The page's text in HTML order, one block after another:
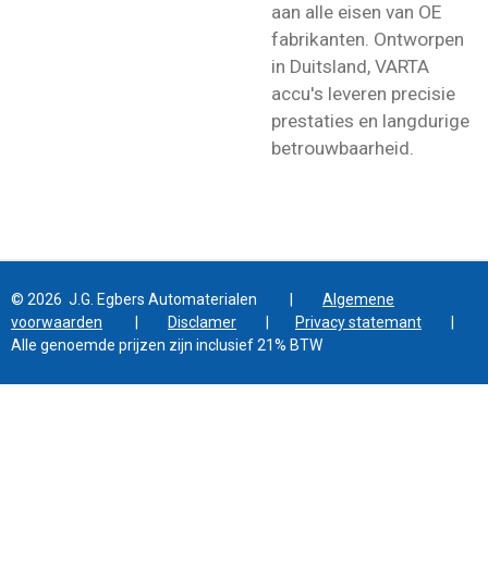
aan alle eisen van OE
fabrikanten. Ontworpen
in Duitsland, VARTA
accu's leveren precisie
prestaties en langdurige
betrouwbaarheid.
© 2026 J.G. Egbers Automaterialen | Algemene
voorwaarden
Disclamer Privacy statemant
Alle genoemde prijzen zijn inclusief 21% BTW